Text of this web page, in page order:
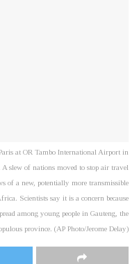
at OR Tambo International Airport in
slew of nations moved to stop air travel
of a new, potentially more transmissible
Scientists say it is a concern because
among young people in Gauteng, the
province. (AP Photo/Jerome Delay)